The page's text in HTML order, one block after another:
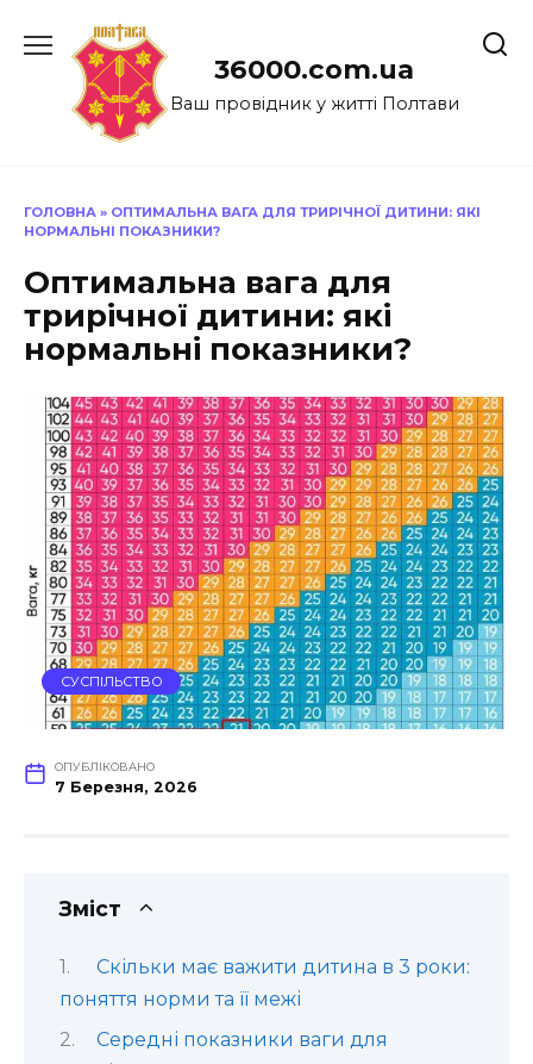
до
36000.com.ua
Ваш провідник у житті Полтави
ГОЛОВНА » ОПТИМАЛЬНА ВАГА ДЛЯ ТРИРІЧНОЇ ДИТИНИ: ЯКІ
НОРМАЛЬНІ ПОКАЗНИКИ?
Оптимальна вага для
трирічної дитини: які
нормальні показники?
СУСПІЛЬСТВО
ОПУБЛІКОВАНО
7 Березня, 2026
Зміст
Скільки має важити дитина в 3 роки:
поняття норми та її межі
Середні показники ваги для